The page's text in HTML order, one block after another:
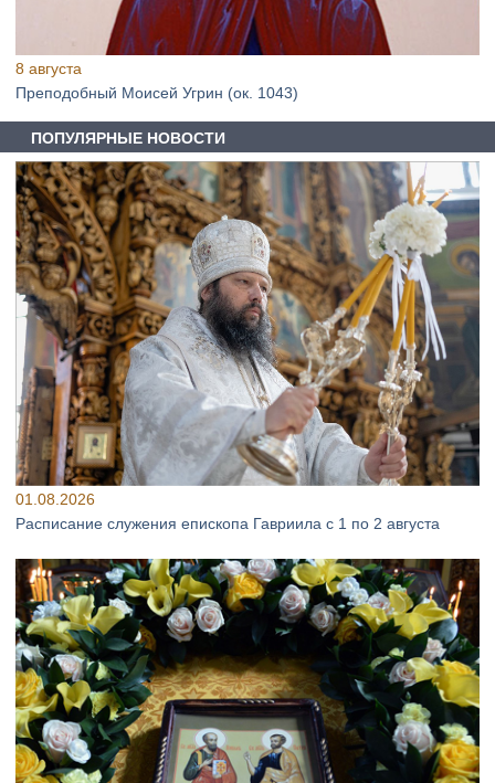
8 августа
Преподобный Моисей Угрин (ок. 1043)
ПОПУЛЯРНЫЕ НОВОСТИ
01.08.2026
Расписание служения епископа Гавриила с 1 по 2 августа